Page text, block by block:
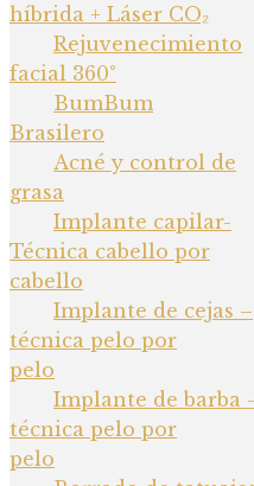
híbrida + Láser CO₂
Rejuvenecimiento
facial 360°
BumBum
Brasilero
Acné y control de
grasa
Implante capilar-
Técnica cabello por
cabello
Implante de cejas –
técnica pelo por
pelo
Implante de barba
técnica pelo por
pelo